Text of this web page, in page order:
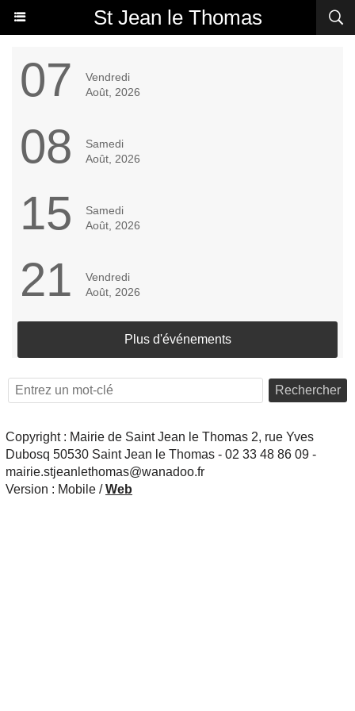
St Jean le Thomas
07
Vendredi
Août, 2026
08
Samedi
Août, 2026
15
Samedi
Août, 2026
21
Vendredi
Août, 2026
Plus d'événements
Rechercher
Copyright : Mairie de Saint Jean le Thomas 2, rue Yves
Dubosq 50530 Saint Jean le Thomas - 02 33 48 86 09 -
mairie.stjeanlethomas@wanadoo.fr
Version : Mobile /Web